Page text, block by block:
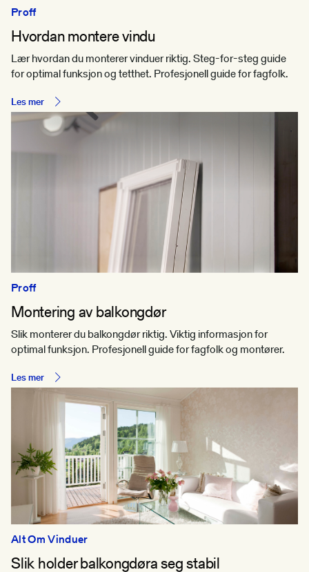
Proff
Hvordan montere vindu
Lær hvordan du monterer vinduer riktig. Steg-for-steg guide
for optimal funksjon og tetthet. Profesjonell guide for fagfolk.
Les mer
Proff
Montering av balkongdør
Slik monterer du balkongdør riktig. Viktig informasjon for
optimal funksjon. Profesjonell guide for fagfolk og montører.
Les mer
Alt Om Vinduer
Slik holder balkongdøra seg stabil